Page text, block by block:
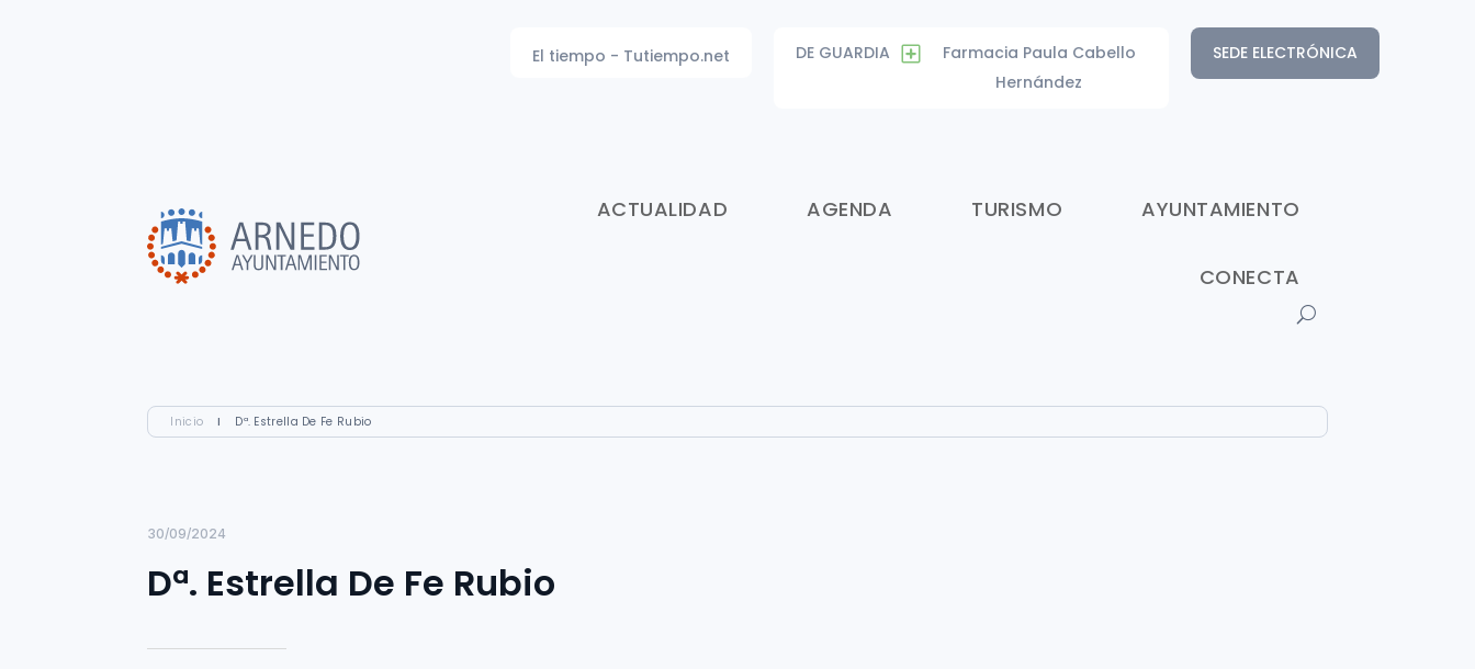
SEDE ELECTRÓNICA
DE GUARDIA
Farmacia Paula Cabello
Hernández
El tiempo - Tutiempo.net
ACTUALIDAD AGENDA TURISMO AYUNTAMIENTO
CONECTA
Inicio I Dª. Estrella De Fe Rubio
30/09/2024
Dª. Estrella De Fe Rubio